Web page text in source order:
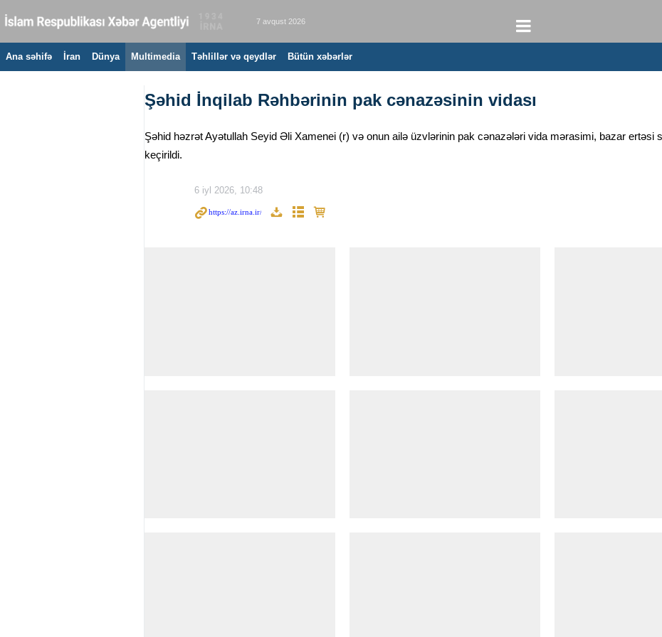
7 avqust 2026
Ana səhifə İran Dünya Multimedia Təhlillər və qeydlər Bütün xəbərlər
Şəhid İnqilab Rəhbərinin pak cənazəsinin vidası
Şəhid həzrət Ayətullah Seyid Əli Xamenei (r) və onun ailə üzvlərinin pak cənazələri vida mərasimi, bazar ertəsi
keçirildi.
6 iyl 2026, 10:48